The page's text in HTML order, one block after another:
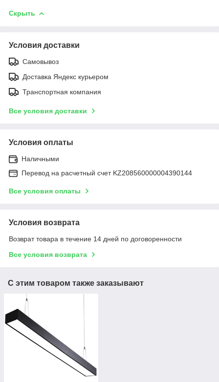
Скрыть
Условия доставки
Самовывоз
Доставка Яндекс курьером
Транспортная компания
Все условия доставки
Условия оплаты
Наличными
Перевод на расчетный счет KZ208560000004390144
Все условия оплаты
Условия возврата
Возврат товара в течение 14 дней по договоренности
Все условия возврата
С этим товаром также заказывают